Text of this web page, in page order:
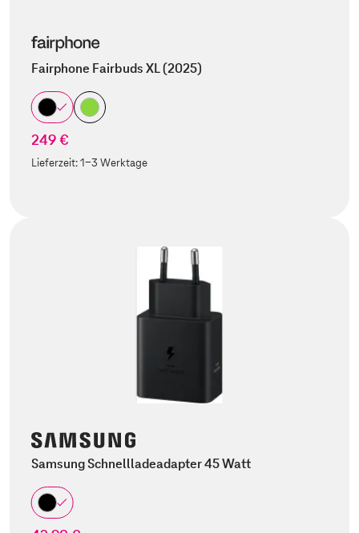
Fairphone Fairbuds XL (2025)
249 €
Lieferzeit:1-3 Werktage
Samsung Schnellladeadapter 45 Watt